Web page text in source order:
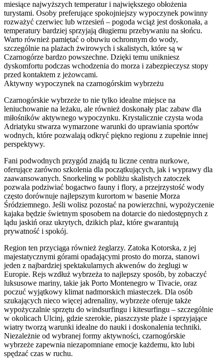
miesiące najwyższych temperatur i największego obłożenia
turystami. Osoby preferujące spokojniejszy wypoczynek powinny
rozważyć czerwiec lub wrzesień – pogoda wciąż jest doskonała, a
temperatury bardziej sprzyjają długiemu przebywaniu na słońcu.
Warto również pamiętać o obuwiu ochronnym do wody,
szczególnie na plażach żwirowych i skalistych, które są w
Czarnogórze bardzo powszechne. Dzięki temu unikniesz
dyskomfortu podczas wchodzenia do morza i zabezpieczysz stopy
przed kontaktem z jeżowcami.
Aktywny wypoczynek na czarnogórskim wybrzeżu
Czarnogórskie wybrzeże to nie tylko idealne miejsce na
leniuchowanie na leżaku, ale również doskonały plac zabaw dla
miłośników aktywnego wypoczynku. Krystalicznie czysta woda
Adriatyku stwarza wymarzone warunki do uprawiania sportów
wodnych, które pozwalają odkryć piękno regionu z zupełnie innej
perspektywy.
Fani podwodnych przygód znajdą tu liczne centra nurkowe,
oferujące zarówno szkolenia dla początkujących, jak i wyprawy dla
zaawansowanych. Snorkeling w pobliżu skalistych zatoczek
pozwala podziwiać bogactwo fauny i flory, a przejrzystość wody
często dorównuje najlepszym kurortom w basenie Morza
Śródziemnego. Jeśli wolisz pozostać na powierzchni, wypożyczenie
kajaka będzie świetnym sposobem na dotarcie do niedostępnych z
lądu jaskiń oraz ukrytych, dzikich plaż, które gwarantują
prywatność i spokój.
Region ten przyciąga również żeglarzy. Zatoka Kotorska, z jej
majestatycznymi górami opadającymi prosto do morza, stanowi
jeden z najbardziej spektakularnych akwenów do żeglugi w
Europie. Rejs wzdłuż wybrzeża to najlepszy sposób, by zobaczyć
luksusowe mariny, takie jak Porto Montenegro w Tivacie, oraz
poczuć wyjątkowy klimat nadmorskich miasteczek. Dla osób
szukających nieco więcej adrenaliny, wybrzeże oferuje także
wypożyczalnie sprzętu do windsurfingu i kitesurfingu – szczególnie
w okolicach Ulcinj, gdzie szerokie, piaszczyste plaże i sprzyjające
wiatry tworzą warunki idealne do nauki i doskonalenia techniki.
Niezależnie od wybranej formy aktywności, czarnogórskie
wybrzeże zapewnia niezapomniane emocje każdemu, kto lubi
spędzać czas w ruchu.